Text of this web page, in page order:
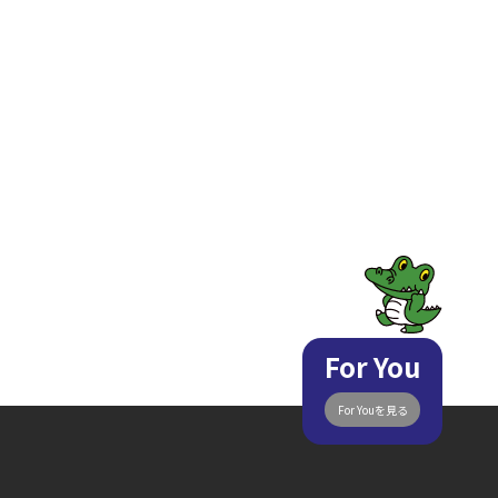
For You
For Youを見る